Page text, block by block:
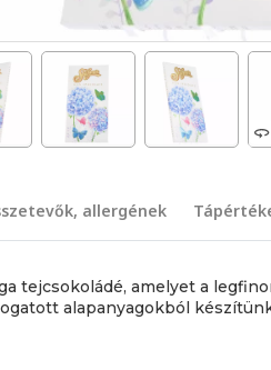
allergének
tejcsokoládé, amelyet a
alapanyagokból